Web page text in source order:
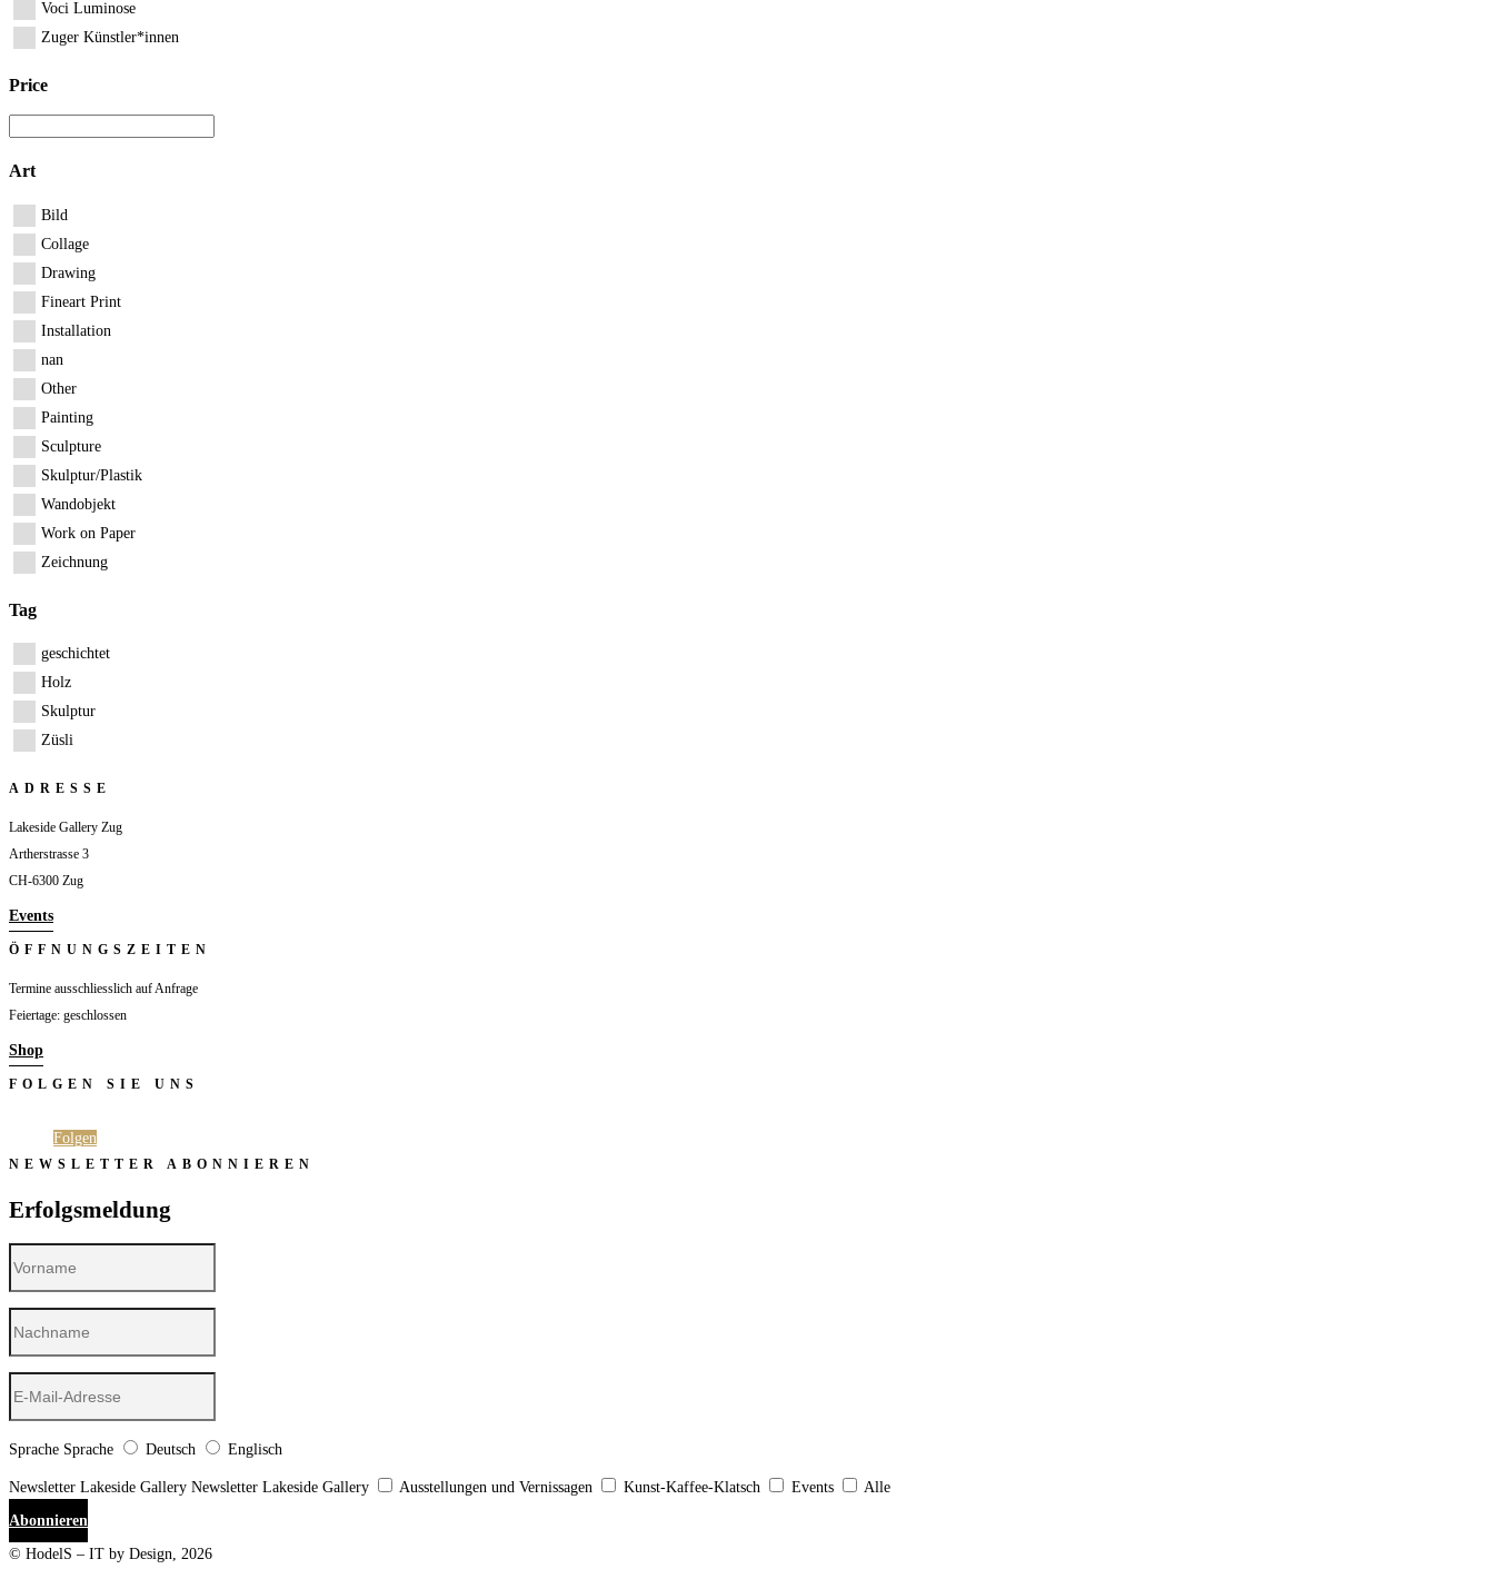
Voci Luminose
Zuger Künstler*innen
Price
Art
Bild
Collage
Drawing
Fineart Print
Installation
nan
Other
Painting
Sculpture
Skulptur/Plastik
Wandobjekt
Work on Paper
Zeichnung
Tag
geschichtet
Holz
Skulptur
Züsli
ADRESSE
Lakeside Gallery Zug
Artherstrasse 3
CH-6300 Zug
Events
ÖFFNUNGSZEITEN
Termine ausschliesslich auf Anfrage
Feiertage: geschlossen
Shop
FOLGEN SIE UNS
Folgen
NEWSLETTER ABONNIEREN
Erfolgsmeldung
Sprache Sprache Deutsch Englisch
Newsletter Lakeside Gallery Newsletter Lakeside Gallery Ausstellungen und Vernissagen Kunst-Kaffee-Klatsch Events
Alle
Abonnieren
© HodelS – IT by Design, 2026